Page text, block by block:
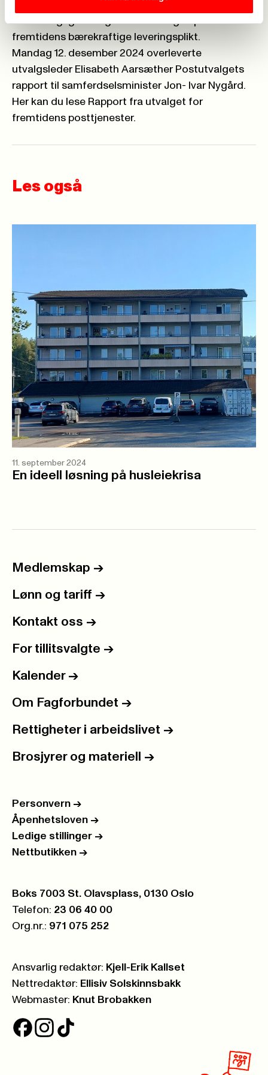
Utvalgets rapport skal utgjøre et
beslutningsgrunnlag for innretningen på
fremtidens bærekraftige leveringsplikt.
Mandag 12. desember 2024 overleverte
utvalgsleder Elisabeth Aarsæther Postutvalgets
rapport til samferdselsminister Jon- Ivar Nygård.
Her kan du lese Rapport fra utvalget for
fremtidens posttjenester.
Les også
11. september 2024
En ideell løsning på husleiekrisa
Medlemskap ->
Lønn og tariff ->
Kontakt oss ->
For tillitsvalgte ->
Kalender ->
Om Fagforbundet ->
Rettigheter i arbeidslivet ->
Brosjyrer og materiell ->
Personvern ->
Åpenhetsloven ->
Ledige stillinger ->
Nettbutikken ->
Postboks:
Boks 7003 St. Olavsplass, 0130 Oslo
Telefon: 23 06 40 00
Org.nr.: 971 075 252
Ansvarlig redaktør: Kjell-Erik Kallset
Nettredaktør: Ellisiv Solskinnsbakk
Webmaster: Knut Brobakken